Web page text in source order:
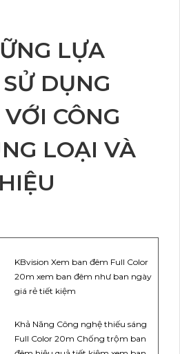
LỰA
DỤNG
CÔNG
LOẠI VÀ
KBvision Xem ban đêm Full Color
20m xem ban đêm như ban ngày
giá rẻ tiết kiệm
Khả Năng Công nghệ thiếu sáng
Full Color 20m Chống trộm ban